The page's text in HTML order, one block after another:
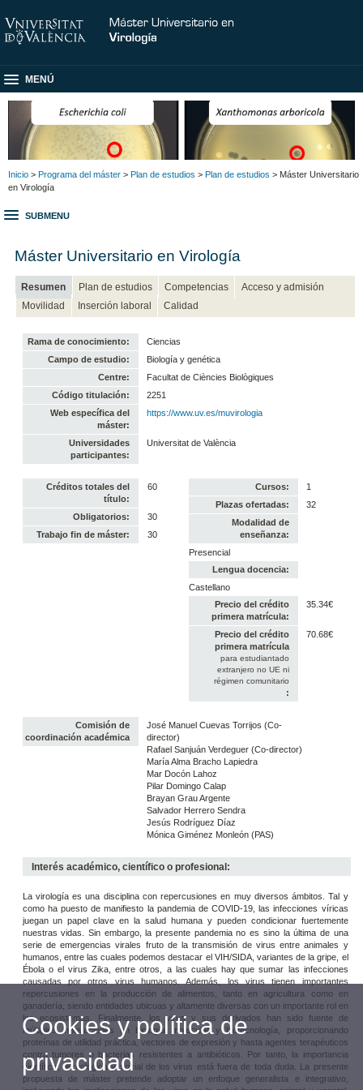
MENÚ
Inicio > Programa del máster > Plan de estudios > Plan de estudios > Máster Universitario
en Virología
SUBMENU
Máster Universitario en Virología
Resumen Plan de estudios Competencias
Acceso y admisión
Movilidad
Inserción laboral Calidad
Rama de conocimiento:
Ciencias
Campo de estudio:
Biología y genética
Centre:
Facultat de Ciències Biològiques
Código titulación:
2251
Web específica del
máster:
https://www.uv.es/muvirologia
Universidades
participantes:
Universitat de València
Créditos totales del
título:
60
Obligatorios:
30
Trabajo fin de máster:
30
Cursos:
1
Plazas ofertadas:
32
Modalidad de
enseñanza:
Presencial
Lengua docencia:
Castellano
Precio del crédito
primera matrícula:
35.34€
Precio del crédito
primera matrícula
para estudiantado
extranjero no UE ni
régimen comunitario
:
70.68€
Comisión de
coordinación académica
José Manuel Cuevas Torrijos (Co-
director)
Rafael Sanjuán Verdeguer (Co-director)
María Alma Bracho Lapiedra
Mar Docón Lahoz
Pilar Domingo Calap
Brayan Grau Argente
Salvador Herrero Sendra
Jesús Rodríguez Díaz
Mónica Giménez Monleón (PAS)
Interés académico, científico o profesional:
La virología es una disciplina con repercusiones en muy diversos ámbitos. Tal y
como ha puesto de manifiesto la pandemia de COVID-19, las infecciones víricas
juegan un papel clave en la salud humana y pueden condicionar fuertemente
nuestras vidas. Sin embargo, la presente pandemia no es sino la última de una
serie de emergencias virales fruto de la transmisión de virus entre animales y
humanos, entre las cuales podemos destacar el VIH/SIDA, variantes de la gripe, el
Ébola o el virus Zika, entre otros, a las cuales hay que sumar las infecciones
causadas por otros virus humanos. Además, los virus tienen importantes
repercusiones en la producción de alimentos, tanto en agricultura como en
ganadería, siendo entidades ubicuas y altamente diversas con un importante rol en
los ecosistemas. Finalmente, los virus y sus derivados han sido fuente de
múltiples innovaciones en biología molecular y biotecnología, proporcionando
proteínas de utilidad práctica, vectores de expresión y hasta agentes terapéuticos
contra tumores o bacterias resistentes a antibióticos. Por tanto, la importancia
científica, tecnológica y social de los virus está fuera de toda duda. La presente
propuesta de máster pretende adoptar un enfoque generalista e integrativo,
Cookies y política de
privacidad